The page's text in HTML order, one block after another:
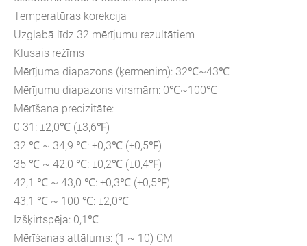
Temperatūras korekcija
Uzglabā līdz 32 mērījumu rezultātiem
Klusais režīms
Mērījuma diapazons (ķermenim): 32℃~43℃
Mērījumu diapazons virsmām: 0℃~100℃
Mērīšana precizitāte:
0 31: ±2,0℃ (±3,6℉)
32 ℃ ~ 34,9 ℃: ±0,3℃ (±0,5℉)
35 ℃ ~ 42,0 ℃: ±0,2℃ (±0,4℉)
42,1 ℃ ~ 43,0 ℃: ±0,3℃ (±0,5℉)
43,1 ℃ ~ 100 ℃: ±2,0℃
Izšķirtspēja: 0,1℃
Mērīšanas attālums: (1 ~ 10) CM